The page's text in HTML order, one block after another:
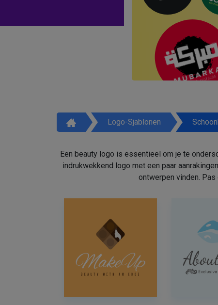
Logo-Sjablonen
Een beauty logo is essentieel om je te
indrukwekkend logo met een paar
ontwerpen vinden. Pas